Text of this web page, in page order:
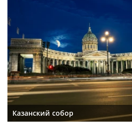
Казанский собор